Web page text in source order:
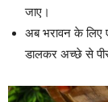
जाए।
अब भरावन के लिए
डालकर अच्छे से